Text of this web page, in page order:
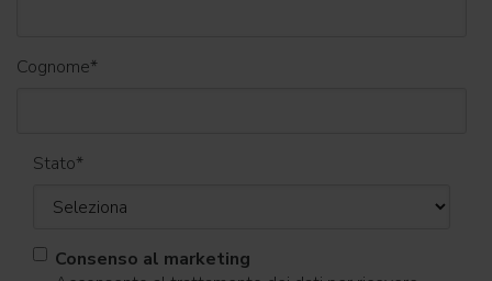
Cognome*
Stato*
Consenso al marketing